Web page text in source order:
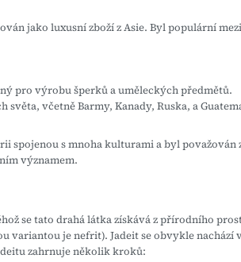
jako luxusní zboží z Asie. Byl populární
pro výrobu šperků a uměleckých předmětů.
světa, včetně Barmy, Kanady, Ruska, a
spojenou s mnoha kulturami a byl považován
významem.
se tato drahá látka získává z přírodního
variantou je nefrit). Jadeit se obvykle nachází
zahrnuje několik kroků: